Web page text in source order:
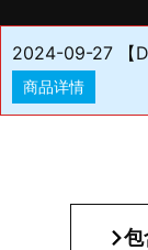
2024-09-27 【
商品详情
包